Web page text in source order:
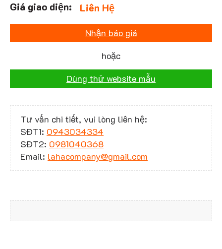
Liên Hệ
Nhận báo giá
hoặc
Dùng thử website mẫu
Tư vấn chi tiết, vui lòng liên hệ:
SĐT1: 0943034334
SĐT2: 0981040368
Email: lahacompany@gmail.com